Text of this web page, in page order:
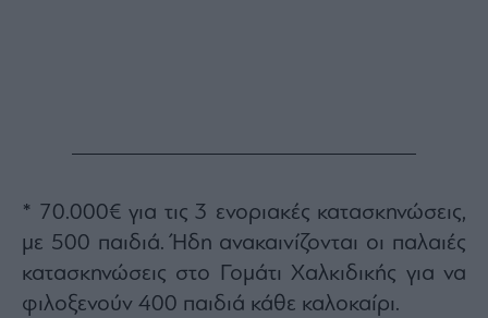
* 70.000€ για τις 3 ενοριακές κατασκηνώσεις,
με 500 παιδιά. Ήδη ανακαινίζονται οι παλαιές
κατασκηνώσεις στο Γομάτι Χαλκιδικής για να
φιλοξενούν 400 παιδιά κάθε καλοκαίρι.